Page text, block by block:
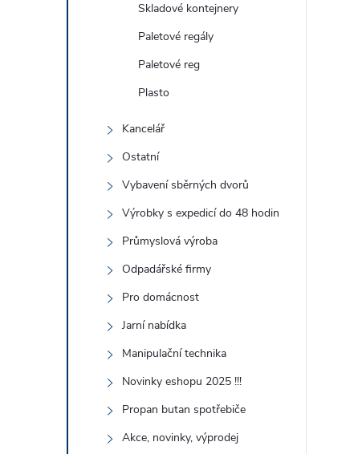
Skladové kontejnery
Paletové regály
Paletové reg
Plasto
Kancelář
Ostatní
Vybavení sběrných dvorů
Výrobky s expedicí do 48 hodin
Průmyslová výroba
Odpadářské firmy
Pro domácnost
Jarní nabídka
Manipulační technika
Novinky eshopu 2025 !!!
Propan butan spotřebiče
Akce, novinky, výprodej